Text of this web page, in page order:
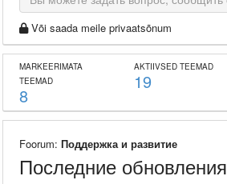
Või saada meile privaatsõnum
MARKEERIMATA
TEEMAD
8
AKTIIVSED TEEMAD
19
Foorum: Поддержка и развитие
Последние обновления